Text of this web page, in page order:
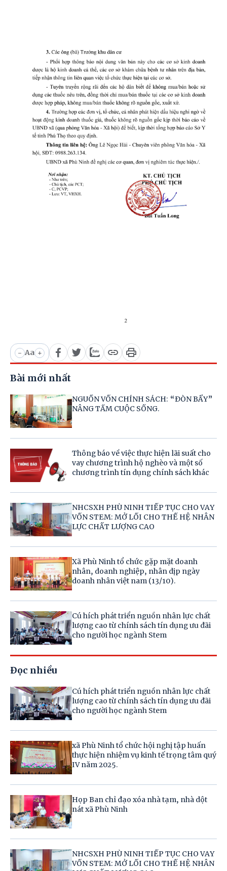
- Aa +
Bài mới nhất
NGUỒN VỐN CHÍNH SÁCH: “ĐÒN BẨY”
NÂNG TẦM CUỘC SỐNG.
Thông báo về việc thực hiện lãi suất cho
vay chương trình hộ nghèo và một số
chương trình tín dụng chính sách khác
NHCSXH PHÙ NINH TIẾP TỤC CHO VAY
VỐN STEM: MỞ LỐI CHO THẾ HỆ NHÂN
LỰC CHẤT LƯỢNG CAO
Xã Phù Ninh tổ chức gặp mặt doanh
nhân, doanh nghiệp, nhân dịp ngày
doanh nhân việt nam (13/10).
Cú hích phát triển nguồn nhân lực chất
lượng cao từ chính sách tín dụng ưu đãi
cho người học ngành Stem
Đọc nhiều
Cú hích phát triển nguồn nhân lực chất
lượng cao từ chính sách tín dụng ưu đãi
cho người học ngành Stem
xã Phù Ninh tổ chức hội nghị tập huấn
thực hiện nhiệm vụ kinh tế trọng tâm quý
IV năm 2025.
Họp Ban chỉ đạo xóa nhà tạm, nhà dột
nát xã Phù Ninh
NHCSXH PHÙ NINH TIẾP TỤC CHO VAY
VỐN STEM: MỞ LỐI CHO THẾ HỆ NHÂN